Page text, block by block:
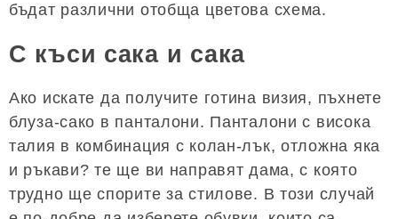
бъдат различни отобща цветова схема.
С къси сака и сака
Ако искате да получите готина визия, пъхнете
блуза-сако в панталони. Панталони с висока
талия в комбинация с колан-лък, отложна яка
и ръкави? те ще ви направят дама, с която
трудно ще спорите за стилове. В този случай